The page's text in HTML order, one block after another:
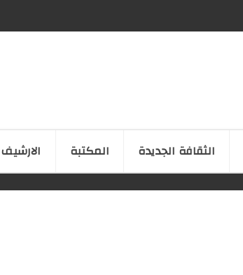
الثقافة الجدیدة المكتبة الارشیف